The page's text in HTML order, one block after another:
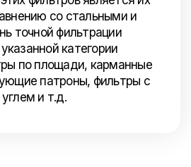
со стальными и
точной фильтрации
категории
по площади, карманные
патроны, фильтры с
и т.д.